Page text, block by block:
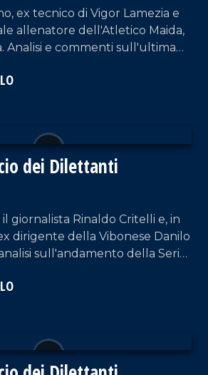
ex tecnico di Vigor Lamezia e
allenatore dell'Atletico Maida,
Analisi e commenti sull'ultima
dei Dilettanti
giornalista Rinaldo Critelli e, in
dirigente della Vibonese Danilo
sull'andamento della Serie